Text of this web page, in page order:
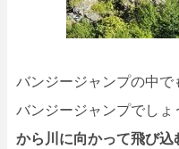
バンジージャンプの中
バンジージャンプでしょ
から川に向かって飛び